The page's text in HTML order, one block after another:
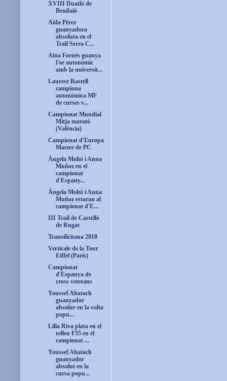
XVIII Duatló de
Benifaió
Aïda Pérez
guanyadora
absoluta en el
Trail Serra C...
Aina Fornés guanya
l'or autonòmic
amb la universit...
Laurece Rastell
campiona
autonòmica MF
de curses v...
Campionat Mundial
Mitja marató
(València)
Campionat d'Europa
Master de PC
Àngela Moltó i Anna
Muñoz en el
campionat
d'Espany...
Àngela Moltó i Anna
Muñoz estaran al
campionat d'E...
III Trail de Castelló
de Rugat
Transilicitana 2018
Verticale de la Tour
Eiffel (París)
Campionat
d'Espanya de
cross veterans
Youssef Ahatach
guanyador
absolur en la volta
popu...
Lilia Riva plata en el
relleu F35 en el
campionat ...
Youssef Ahatach
guanyador
absolut en la
cursa popu...